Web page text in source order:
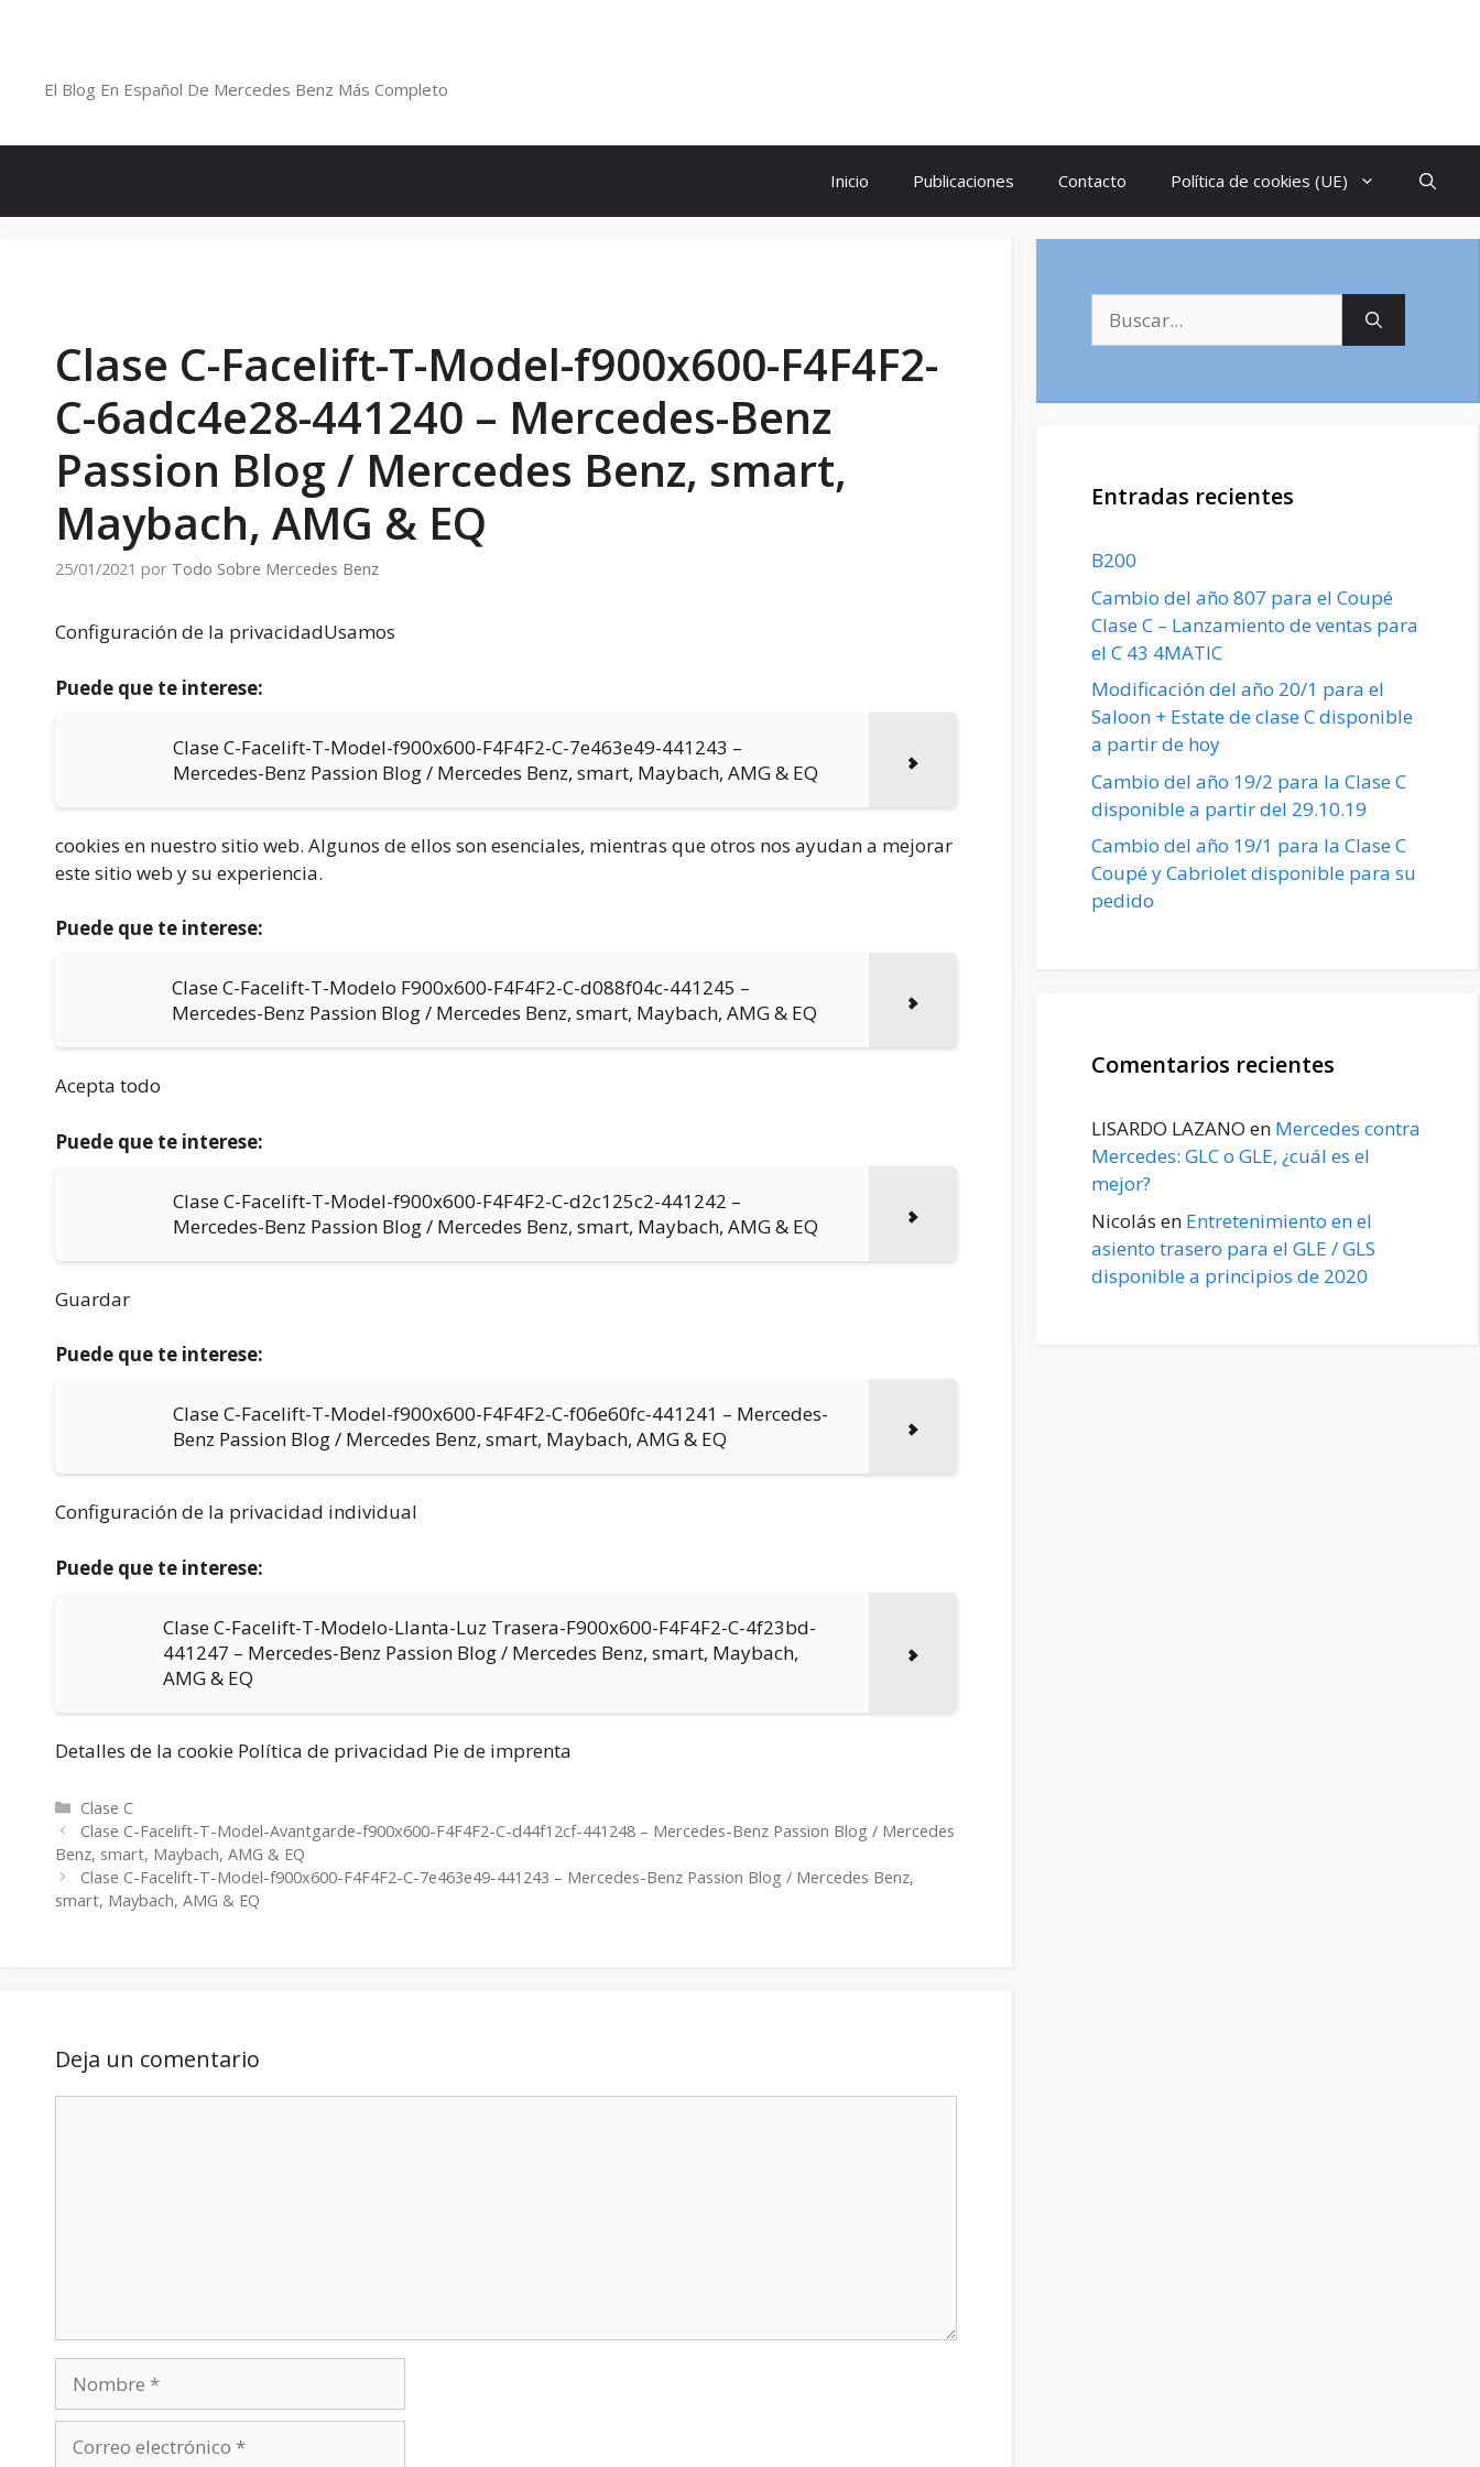
El Blog En Español De Mercedes Benz Más Completo
Inicio Publicaciones Contacto Política de cookies (UE)
Clase C-Facelift-T-Model-f900x600-F4F4F2-
C-6adc4e28-441240 – Mercedes-Benz
Passion Blog / Mercedes Benz, smart,
Maybach, AMG & EQ
25/01/2021 por Todo Sobre Mercedes Benz
Configuración de la privacidadUsamos
Puede que te interese:
Clase C-Facelift-T-Model-f900x600-F4F4F2-C-7e463e49-441243 –
Mercedes-Benz Passion Blog / Mercedes Benz, smart, Maybach, AMG & EQ
cookies en nuestro sitio web. Algunos de ellos son esenciales, mientras que otros nos ayudan a mejorar
este sitio web y su experiencia.
Puede que te interese:
Clase C-Facelift-T-Modelo F900x600-F4F4F2-C-d088f04c-441245 –
Mercedes-Benz Passion Blog / Mercedes Benz, smart, Maybach, AMG & EQ
Acepta todo
Puede que te interese:
Clase C-Facelift-T-Model-f900x600-F4F4F2-C-d2c125c2-441242 –
Mercedes-Benz Passion Blog / Mercedes Benz, smart, Maybach, AMG & EQ
Guardar
Puede que te interese:
Clase C-Facelift-T-Model-f900x600-F4F4F2-C-f06e60fc-441241 – Mercedes-
Benz Passion Blog / Mercedes Benz, smart, Maybach, AMG & EQ
Configuración de la privacidad individual
Puede que te interese:
Clase C-Facelift-T-Modelo-Llanta-Luz Trasera-F900x600-F4F4F2-C-4f23bd-
441247 – Mercedes-Benz Passion Blog / Mercedes Benz, smart, Maybach,
AMG & EQ
Detalles de la cookie Política de privacidad Pie de imprenta
Categorías
Clase C
Clase C-Facelift-T-Model-Avantgarde-f900x600-F4F4F2-C-d44f12cf-441248 – Mercedes-Benz Passion Blog / Mercedes
Benz, smart, Maybach, AMG & EQ
Clase C-Facelift-T-Model-f900x600-F4F4F2-C-7e463e49-441243 – Mercedes-Benz Passion Blog / Mercedes Benz,
smart, Maybach, AMG & EQ
Deja un comentario
electrónico
Entradas recientes
B200
Cambio del año 807 para el Coupé
Clase C – Lanzamiento de ventas para
el C 43 4MATIC
Modificación del año 20/1 para el
Saloon + Estate de clase C disponible
a partir de hoy
Cambio del año 19/2 para la Clase C
disponible a partir del 29.10.19
Cambio del año 19/1 para la Clase C
Coupé y Cabriolet disponible para su
pedido
Comentarios recientes
LISARDO LAZANO en Mercedes contra
Mercedes: GLC o GLE, ¿cuál es el
mejor?
Nicolás en Entretenimiento en el
asiento trasero para el GLE / GLS
disponible a principios de 2020